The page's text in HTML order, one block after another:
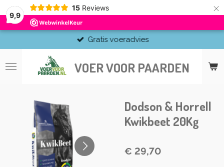
9,9
15 Reviews ×
VOER VOOR PAARDEN
Gratis voeradvies
Dodson & Horrell
Kwikbeet 20Kg
€ 29,70